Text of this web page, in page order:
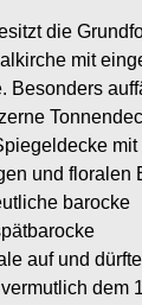
die
mit
Besonders
mit
und floralen
barocke
auf und
dem